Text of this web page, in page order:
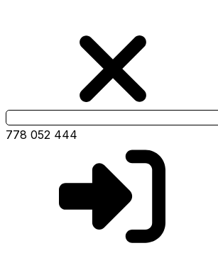
778 052 444